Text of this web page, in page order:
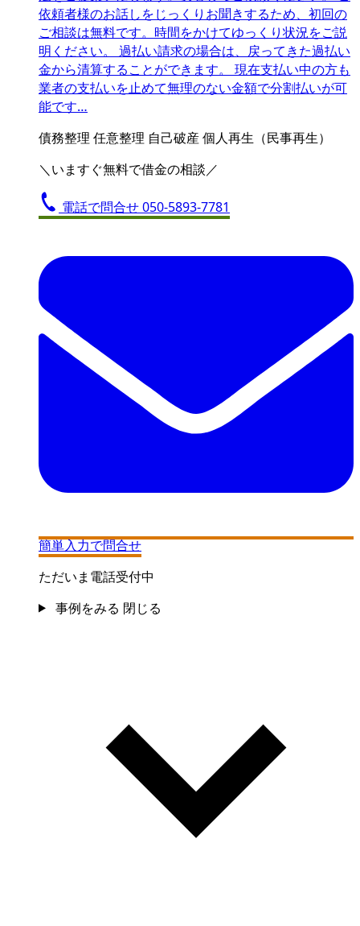
依頼者様のお話しをじっくりお聞きするため、初回の
ご相談は無料です。時間をかけてゆっくり状況をご説
明ください。 過払い請求の場合は、戻ってきた過払い
金から清算することができます。 現在支払い中の方も
業者の支払いを止めて無理のない金額で分割払いが可
能です…
債務整理 任意整理 自己破産個人再生（民事再生）
＼いますぐ無料で借金の相談／
電話で問合せ050-5893-7781
簡単入力で問合せ
ただいま電話受付中
事例をみる 閉じる